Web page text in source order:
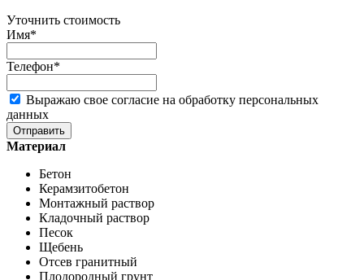
Уточнить стоимость
Имя*
Телефон*
Выражаю свое согласие на обработку персональных
данных
Отправить
Материал
Бетон
Керамзитобетон
Монтажный раствор
Кладочный раствор
Песок
Щебень
Отсев гранитный
Плодородный грунт